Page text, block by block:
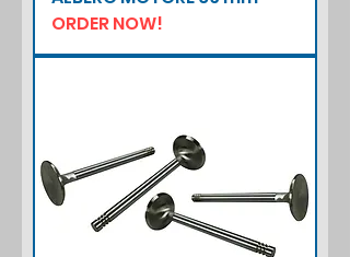
ORDER NOW!